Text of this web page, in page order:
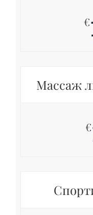
€
Массаж
€